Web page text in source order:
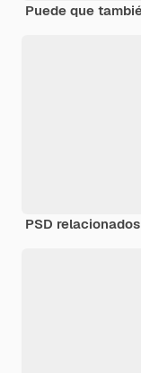
Puede que
PSD relacionados